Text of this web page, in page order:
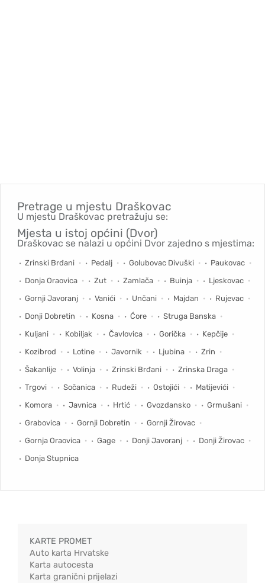
Pretrage u mjestu Draškovac
U mjestu Draškovac pretražuju se:
Mjesta u istoj općini (Dvor)
Draškovac se nalazi u općini Dvor zajedno s mjestima:
Zrinski Brđani Pedalj Golubovac Divuški
Paukovac
Donja Oraovica
Zut Zamlača Buinja
Ljeskovac
Gornji Javoranj
Vanići Unčani Majdan
Rujevac
Donji Dobretin
Kosna Ćore
Struga Banska
Kuljani
Kobiljak Čavlovica Gorička
Kepčije
Kozibrod
Lotine Javornik Ljubina
Zrin
Šakanlije
Volinja Zrinski Brđani
Zrinska Draga
Trgovi
Sočanica Rudeži Ostojići
Matijevići
Komora
Javnica Hrtić Gvozdansko
Grmušani
Grabovica
Gornji Dobretin
Gornji Žirovac
Gornja Oraovica
Gage Donji Javoranj
Donji Žirovac
Donja Stupnica
KARTE PROMET
Auto karta Hrvatske
Karta autocesta
Karta granični prijelazi